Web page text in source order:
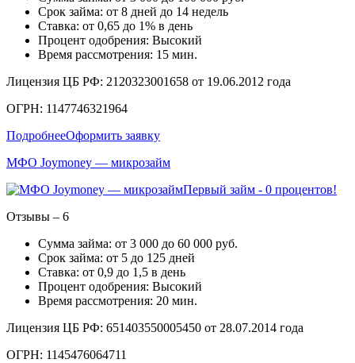
Срок займа: от 8 дней до 14 недель
Ставка: от 0,65 до 1% в день
Процент одобрения: Высокий
Время рассмотрения: 15 мин.
Лицензия ЦБ РФ: 2120323001658 от 19.06.2012 года
ОГРН: 1147746321964
ПодробнееОформить заявку
МФО Joymoney — микрозайм
Первый займ - 0 процентов!
Отзывы – 6
Сумма займа: от 3 000 до 60 000 руб.
Срок займа: от 5 до 125 дней
Ставка: от 0,9 до 1,5 в день
Процент одобрения: Высокий
Время рассмотрения: 20 мин.
Лицензия ЦБ РФ: 651403550005450 от 28.07.2014 года
ОГРН: 1145476064711